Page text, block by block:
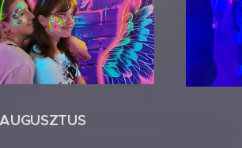
AUGUSZTUS